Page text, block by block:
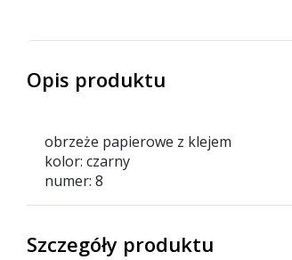
Opis produktu
obrzeże papierowe z klejem
kolor: czarny
numer: 8
Szczegóły produktu